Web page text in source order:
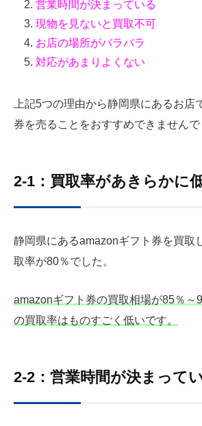
営業時間が決まっている
現物を見ないと買取不可
お店の場所がバラバラ
対応があまりよくない
上記5つの理由から静岡県にあるお店
券を売ることをおすすめできませんで
2-1：買取率があきらかに
静岡県にあるamazonギフト券を買取
取率が80％でした。
amazonギフト券の買取相場が85％～
の買取率はものすごく低いです。
2-2：営業時間が決まって